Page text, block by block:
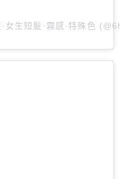
生短髮·霧感·特殊色